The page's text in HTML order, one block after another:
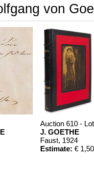
von
Auction 610 -
J. GOETHE
Faust, 1924
Estimate: €